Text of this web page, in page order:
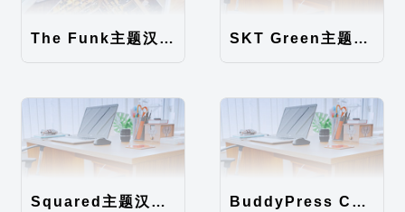
The Funk主题汉化包 SKT Green主题汉化包
Squared主题汉化包 BuddyPress Colours主题汉化包